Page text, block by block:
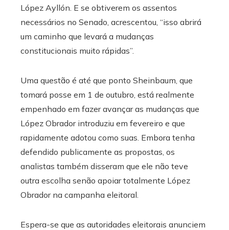
López Ayllón. E se obtiverem os assentos
necessários no Senado, acrescentou, “isso abrirá
um caminho que levará a mudanças
constitucionais muito rápidas”.
Uma questão é até que ponto Sheinbaum, que
tomará posse em 1 de outubro, está realmente
empenhado em fazer avançar as mudanças que
López Obrador introduziu em fevereiro e que
rapidamente adotou como suas. Embora tenha
defendido publicamente as propostas, os
analistas também disseram que ele não teve
outra escolha senão apoiar totalmente López
Obrador na campanha eleitoral.
Espera-se que as autoridades eleitorais anunciem